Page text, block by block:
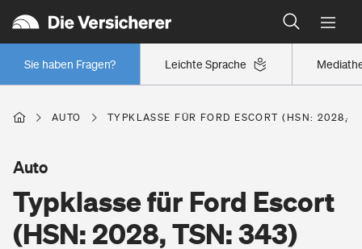
Leichte Sprache
Sie haben Fragen?
Wer versichert was: Jetzt Versicherer finden
Regionalklassen: So ist Ihre Region eingestuft
Wer versichert was: Jetzt Versicherer finden
Berufsunfähigkeitsversicherung
Wohnen
AUTO TYPKLASSE FÜR FORD ESCORT (HSN: 2028,
Typklasse für Ford Escort
(HSN: 2028, TSN: 343)
Auto